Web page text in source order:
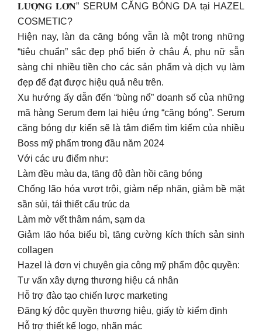
𝐋𝐔̛𝐎̛̣𝐍𝐆 𝐋𝐎̛́𝐍” SERUM CĂNG BÓNG DA tại HAZEL
COSMETIC?
Hiện nay, làn da căng bóng vẫn là một trong những
“tiêu chuẩn” sắc đẹp phổ biến ở châu Á, phụ nữ sẵn
sàng chi nhiều tiền cho các sản phẩm và dịch vụ làm
đẹp để đạt được hiệu quả nêu trên.
Xu hướng ấy dẫn đến “bùng nổ” doanh số của những
mã hàng Serum đem lại hiệu ứng “căng bóng”. Serum
căng bóng dự kiến sẽ là tâm điểm tìm kiếm của nhiều
Boss mỹ phẩm trong đầu năm 2024
Với các ưu điểm như:
Làm đều màu da, tăng độ đàn hồi căng bóng
Chống lão hóa vượt trội, giảm nếp nhăn, giảm bề mặt
sần sủi, tái thiết cấu trúc da
Làm mờ vết thâm nám, sạm da
Giảm lão hóa biểu bì, tăng cường kích thích sản sinh
collagen
Hazel là đơn vị chuyên gia công mỹ phẩm độc quyền:
Tư vấn xây dựng thương hiệu cá nhân
Hỗ trợ đào tạo chiến lược marketing
Đăng ký độc quyền thương hiệu, giấy tờ kiểm định
Hỗ trợ thiết kế logo, nhãn mác